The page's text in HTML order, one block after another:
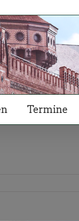
Termine